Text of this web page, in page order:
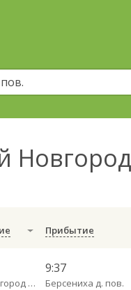
Прибытие
Нижний Новгород Щербинки
9:37
Берсениха д. пов.